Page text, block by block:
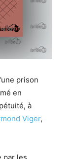
prison
en
à
Viger,
par les